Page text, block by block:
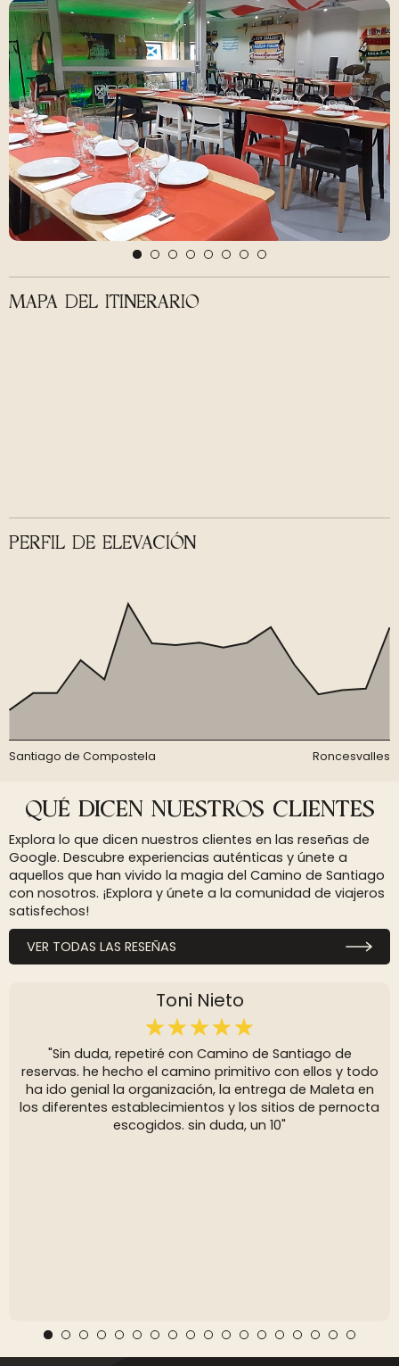
MAPA DEL ITINERARIO
PERFIL DE ELEVACIÓN
Santiago de Compostela Roncesvalles
QUÉ DICEN NUESTROS CLIENTES
Explora lo que dicen nuestros clientes en las reseñas de
Google. Descubre experiencias auténticas y únete a
aquellos que han vivido la magia del Camino de Santiago
con nosotros. ¡Explora y únete a la comunidad de viajeros
satisfechos!
VER TODAS LAS RESEÑAS
Toni Nieto
"Sin duda, repetiré con Camino de Santiago de
reservas. he hecho el camino primitivo con ellos y todo
ha ido genial la organización, la entrega de Maleta en
los diferentes establecimientos y los sitios de pernocta
escogidos. sin duda, un 10"